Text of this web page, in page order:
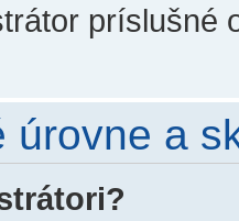
príslušné
úrovne a